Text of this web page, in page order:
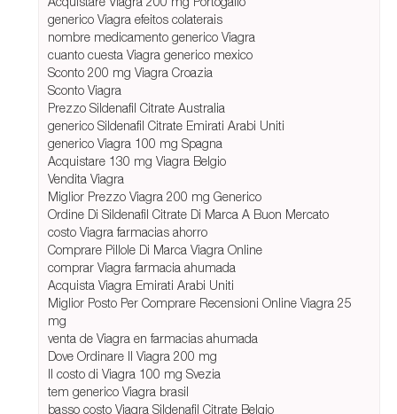
generico Viagra efeitos colaterais
nombre medicamento generico Viagra
cuanto cuesta Viagra generico mexico
Sconto 200 mg Viagra Croazia
Sconto Viagra
Prezzo Sildenafil Citrate Australia
generico Sildenafil Citrate Emirati Arabi Uniti
generico Viagra 100 mg Spagna
Acquistare 130 mg Viagra Belgio
Vendita Viagra
Miglior Prezzo Viagra 200 mg Generico
Ordine Di Sildenafil Citrate Di Marca A Buon Mercato
costo Viagra farmacias ahorro
Comprare Pillole Di Marca Viagra Online
comprar Viagra farmacia ahumada
Acquista Viagra Emirati Arabi Uniti
Miglior Posto Per Comprare Recensioni Online Viagra 25
mg
venta de Viagra en farmacias ahumada
Dove Ordinare Il Viagra 200 mg
Il costo di Viagra 100 mg Svezia
tem generico Viagra brasil
basso costo Viagra Sildenafil Citrate Belgio